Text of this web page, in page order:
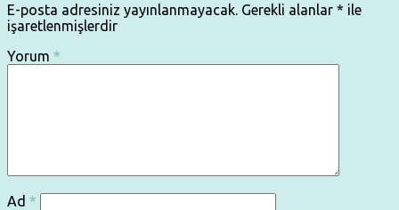
E-posta adresiniz yayınlanmayacak. Gerekli alanlar * ile
işaretlenmişlerdir
Yorum *
Ad *